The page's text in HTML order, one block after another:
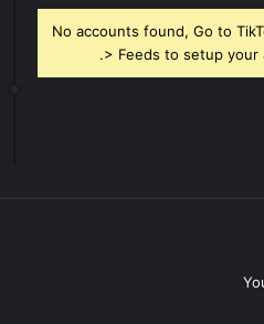
No accounts found, Go to
> Feeds to setup your